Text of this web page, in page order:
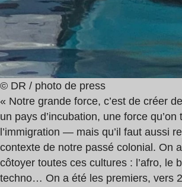
© DR / photo de press
« Notre grande force, c’est de créer
un pays d’incubation, une force qu’on
l’immigration — mais qu’il faut aussi
contexte de notre passé colonial. On
côtoyer toutes ces cultures : l’afro, le
techno… On a été les premiers, vers